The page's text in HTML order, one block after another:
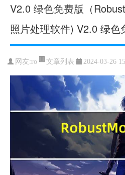
V2.0 绿色免费版（
照片处理软件) V2.0 绿色
网友:ro 文章列表 2024-03-26